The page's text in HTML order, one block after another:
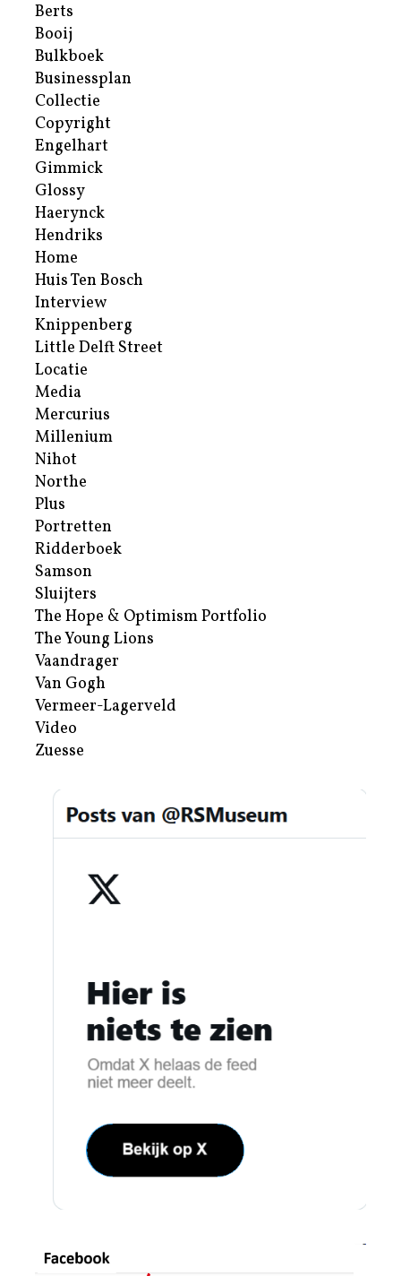
Berts
Booij
Bulkboek
Businessplan
Collectie
Copyright
Engelhart
Gimmick
Glossy
Haerynck
Hendriks
Home
Huis Ten Bosch
Interview
Knippenberg
Little Delft Street
Locatie
Media
Mercurius
Millenium
Nihot
Northe
Plus
Portretten
Ridderboek
Samson
Sluijters
The Hope & Optimism Portfolio
The Young Lions
Vaandrager
Van Gogh
Vermeer-Lagerveld
Video
Zuesse